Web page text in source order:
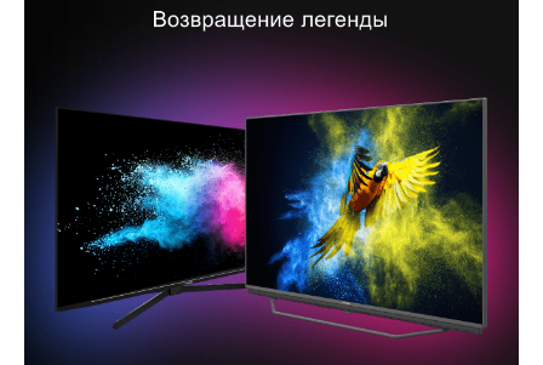
Москва
Сочи
Краснодар
Ростов-на-Дону